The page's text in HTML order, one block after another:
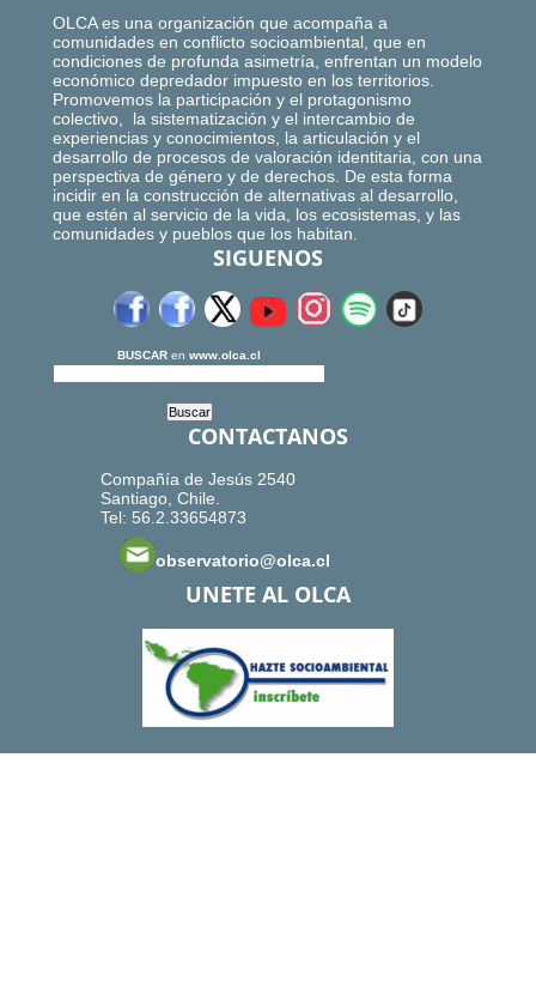
OLCA es una organización que acompaña a
comunidades en conflicto socioambiental, que en
condiciones de profunda asimetría, enfrentan un modelo
económico depredador impuesto en los territorios.
Promovemos la participación y el protagonismo
colectivo, la sistematización y el intercambio de
experiencias y conocimientos, la articulación y el
desarrollo de procesos de valoración identitaria, con una
perspectiva de género y de derechos. De esta forma
incidir en la construcción de alternativas al desarrollo,
que estén al servicio de la vida, los ecosistemas, y las
comunidades y pueblos que los habitan.
SIGUENOS
BUSCAR en www.olca.cl
CONTACTANOS
Compañía de Jesús 2540
Santiago, Chile.
Tel: 56.2.33654873
observatorio@olca.cl
UNETE AL OLCA